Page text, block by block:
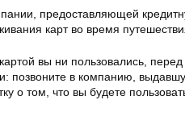
предоставляющей
карт во время
вы ни пользовались,
позвоните в компанию,
о том, что вы будете